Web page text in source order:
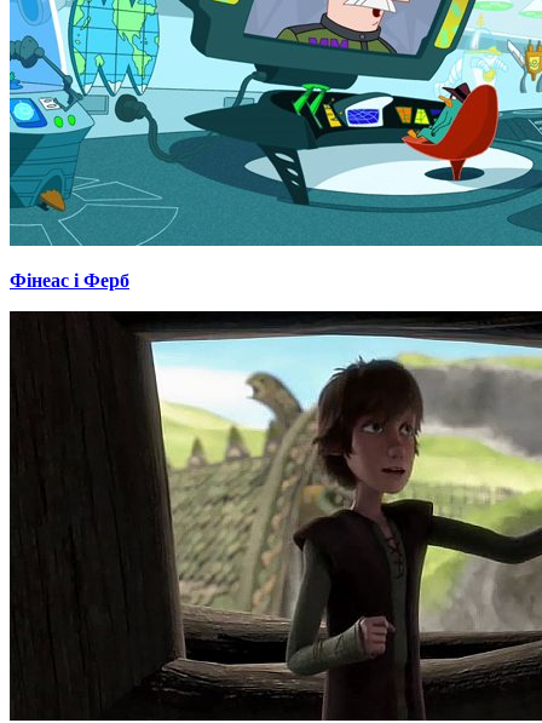
Фінеас і Ферб